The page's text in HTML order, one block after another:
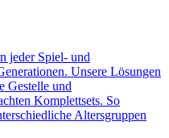
jeder Spiel- und
Unsere Lösungen
Gestelle und
Komplettsets. So
Altersgruppen